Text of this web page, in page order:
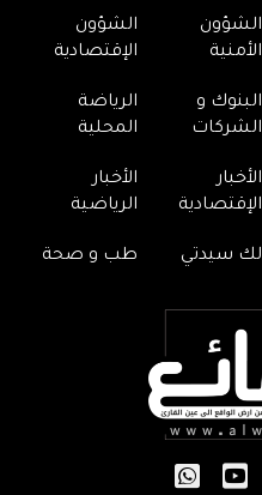
الشؤون
الأمنية
الشؤون
الإقتصادية
البنوك و
الشركات
الرياضة
المحلية
الأخبار
الإقتصادية
الأخبار
الرياضية
لك سيدتي طب و صحة